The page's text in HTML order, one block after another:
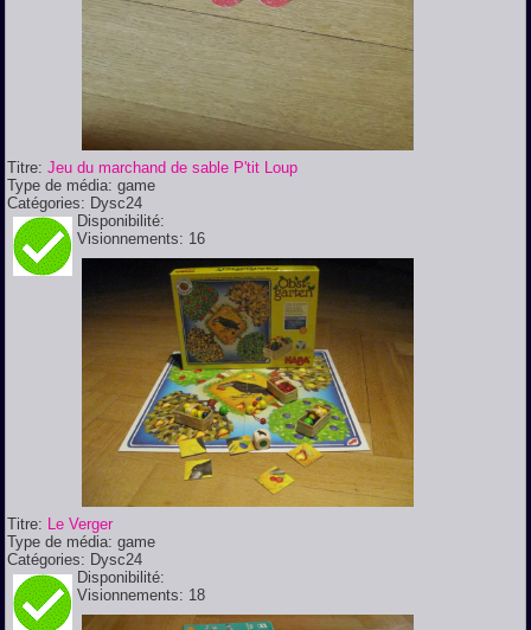
Titre:Jeu du marchand de sable P'tit Loup
Type de média:game
Catégories: Dysc24
Disponibilité:
Visionnements: 16
Titre: Le Verger
Type de média:game
Catégories: Dysc24
Disponibilité:
Visionnements: 18